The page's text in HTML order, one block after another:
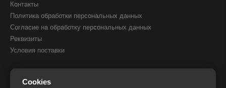
Контакты
Политика обработки персональных данных
Согласие на обработку персональных данных
Реквизиты
Условия поставки
КОНТАКТЫ
Cookies